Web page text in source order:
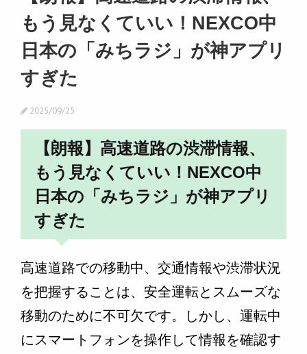
もう見なくていい！NEXCO中
日本の「みちラジ」が神アプリ
すぎた
2025/09/25
【朗報】高速道路の渋滞情報、
もう見なくていい！NEXCO中
日本の「みちラジ」が神アプリ
すぎた
高速道路での移動中、交通情報や渋滞状況
を把握することは、安全運転とスムーズな
移動のために不可欠です。しかし、運転中
にスマートフォンを操作して情報を確認す